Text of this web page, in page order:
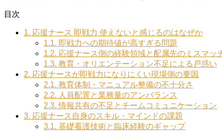
目次
1. 応援ナース 即戦力 使えないと感じるのはなぜか
1.1. 即戦力への期待値が高すぎる問題
1.2. 応援ナース側の経験領域と配属先のミスマッ
1.3. 教育・オリエンテーション不足による戸惑い
2. 応援ナースが即戦力になりにくい現場側の要因
2.1. 教育体制・マニュアル整備の不十分さ
2.2. 人員配置と業務量のアンバランス
2.3. 情報共有の不足とチームコミュニケーション
3. 応援ナース自身のスキル・マインドの課題
3.1. 基礎看護技術と臨床経験のギャップ